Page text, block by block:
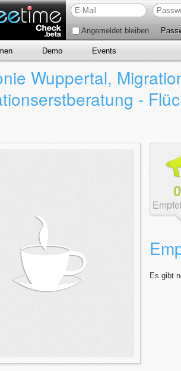
Angemeldet bleiben
Demo Events
Wuppertal,
-
0
Es gibt